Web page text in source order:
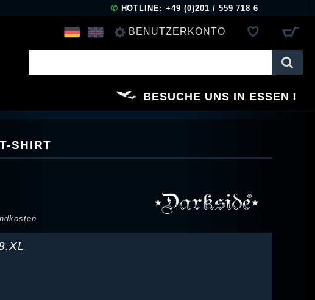
✆ HOTLINE: +49 (0)201 / 559 718 6
BENUTZERKONTO
REGISTRIEREN
BESUCHE UNS IN ESSEN
SHIRT